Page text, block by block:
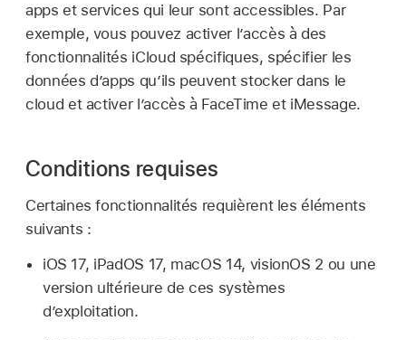
apps et services qui leur sont accessibles. Par
exemple, vous pouvez activer l’accès à des
fonctionnalités iCloud spécifiques, spécifier les
données d’apps qu’ils peuvent stocker dans le
cloud et activer l’accès à FaceTime et iMessage.
Conditions requises
Certaines fonctionnalités requièrent les éléments
suivants :
iOS 17, iPadOS 17, macOS 14, visionOS 2 ou une
version ultérieure de ces systèmes
d’exploitation.